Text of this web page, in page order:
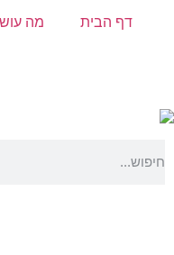
דף הבית מה